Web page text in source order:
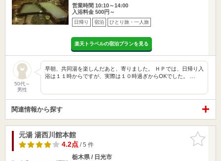
営業時間 10:10～14:00
入浴料金 500円～
日帰り 宿泊 ひとり旅・一人旅
楽天トラベルの宿泊プランを見る
50代～
男性
早朝、共同湯を楽しんだあと、寄りました。 ＨＰでは、日帰り入
浴は１１時からですが、実際は１０時過ぎからOKでした。 …
関連情報から探す
お気に入
りに追加
元湯 湯西川館本館
4.2点/ 5 件
栃木県 / 日光市